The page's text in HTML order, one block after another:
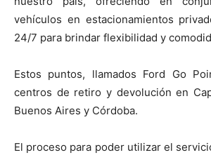
vehículos en estacionamientos
24/7 para brindar flexibilidad y
Estos puntos, llamados Ford Go
centros de retiro y devolución en
Buenos Aires y Córdoba.
El proceso para poder utilizar el